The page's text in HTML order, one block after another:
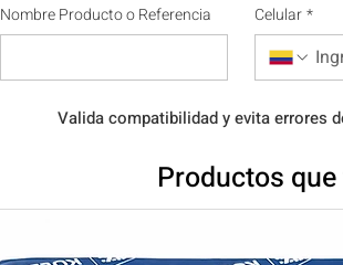
Nombre Producto o Referencia Celular *
Valida compatibilidad y evita errores
Productos